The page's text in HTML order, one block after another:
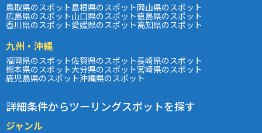
鳥取県のスポット島根県のスポット岡山県のスポット
広島県のスポット山口県のスポット徳島県のスポット
香川県のスポット愛媛県のスポット高知県のスポット
九州・沖縄
福岡県のスポット佐賀県のスポット長崎県のスポット
熊本県のスポット大分県のスポット宮崎県のスポット
鹿児島県のスポット沖縄県のスポット
詳細条件からツーリングスポットを探す
ジャンル